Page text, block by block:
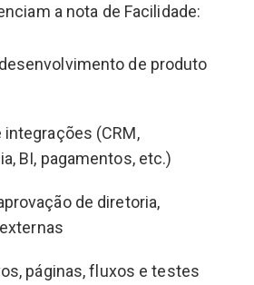
a nota de Facilidade:
de produto
(CRM,
BI, pagamentos, etc.)
de diretoria,
páginas, fluxos e testes